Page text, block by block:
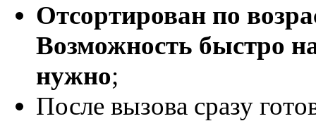
Отсортирован по
Возможность быстро
нужно;
После вызова сразу